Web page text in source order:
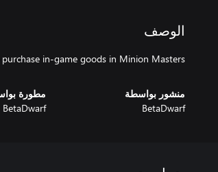
الوصف
in-game goods in Minion Masters.
منشور بواسطة
BetaDwarf
مطورة
BetaDwarf